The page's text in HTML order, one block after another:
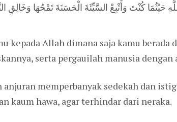
حَيْثُمَا كُنْتَ وَأَتْبِعْ السَّيِّئَةَ الْحَسَنَةَ تَمْحُهَا
kepada Allah dimana saja kamu
serta pergauilah manusia
memperbanyak sedekah dan
kaum hawa, agar terhindar dari neraka.